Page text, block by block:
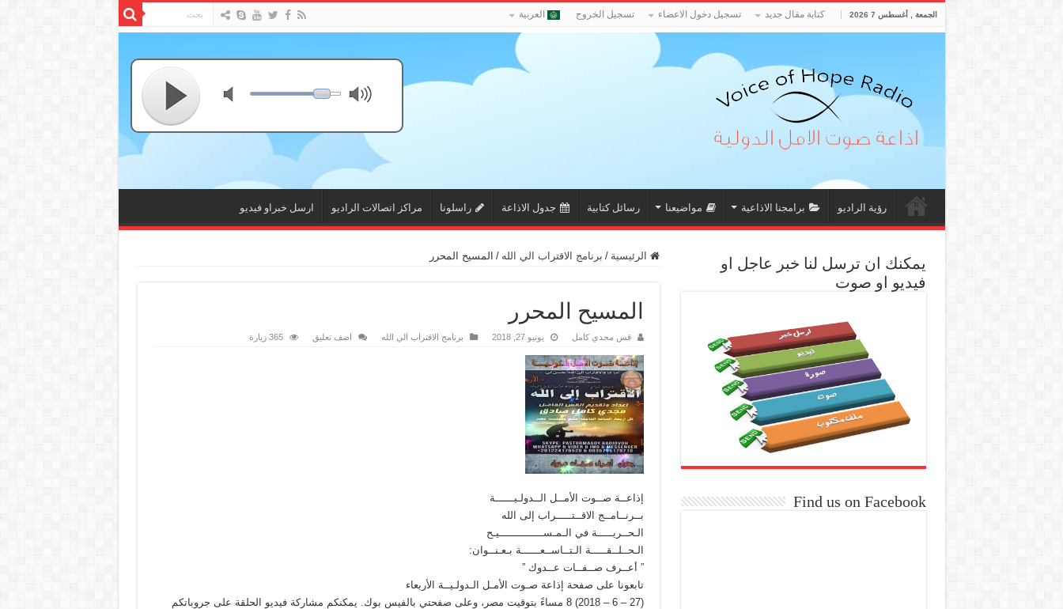
الجمعة , أغسطس 7 2026 كتابة مقال جديد تسجيل دخول الاعضاء تسجيل الخروج العربية
رؤية الراديو برامجنا الاذاعية مواضيعنا رسائل كتابية جدول الاذاعة راسلونا مراكز اتصالات الراديو ارسل خبراو فيديو
الرئيسية / برنامج الاقتراب الي الله / المسيح المحرر
المسيح المحرر
قس مجدي كامل يونيو 27, 2018 برنامج الاقتراب الي الله اضف تعليق 365 زيارة
إذاعــة صــوت الأمــل الــدولـيــــــة
بــرنــامــج الاقــتـــــراب إلى الله
الـحــريـــــة في الـمـســــــــــــــيـح
الـحــلــقـــــة الـتــاســعــــــة بـعـنــوان:
” أعــرف صــفــات عــدوك ”
تابعونا على صفحة إذاعة صـوت الأمـل الـدولـيــة الأربعاء
(27 – 6 – 2018) 8 مساءً بتوقيت مصر، وعلى صفحتي بالفيس بوك. يمكنكم مشاركة فيديو الحلقة على جروباتكم
يمكنك ان ترسل لنا خبر عاجل او
فيديو او صوت
Find us on Facebook